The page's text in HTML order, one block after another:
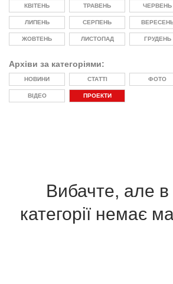
КВІТЕНЬ ТРАВЕНЬ ЧЕРВЕНЬ
ЛИПЕНЬ СЕРПЕНЬ
ЖОВТЕНЬ ЛИСТОПАД ГРУДЕНЬ
Архіви за категоріями:
НОВИНИ СТАТТІ ФОТО
ВІДЕО ПРОЕКТИ
Вибачте, але в
категорії немає